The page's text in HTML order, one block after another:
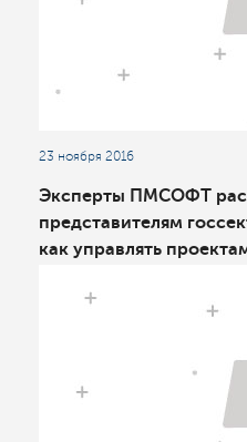
23 ноября 2016
Эксперты ПМСОФТ
представителям
как управлять